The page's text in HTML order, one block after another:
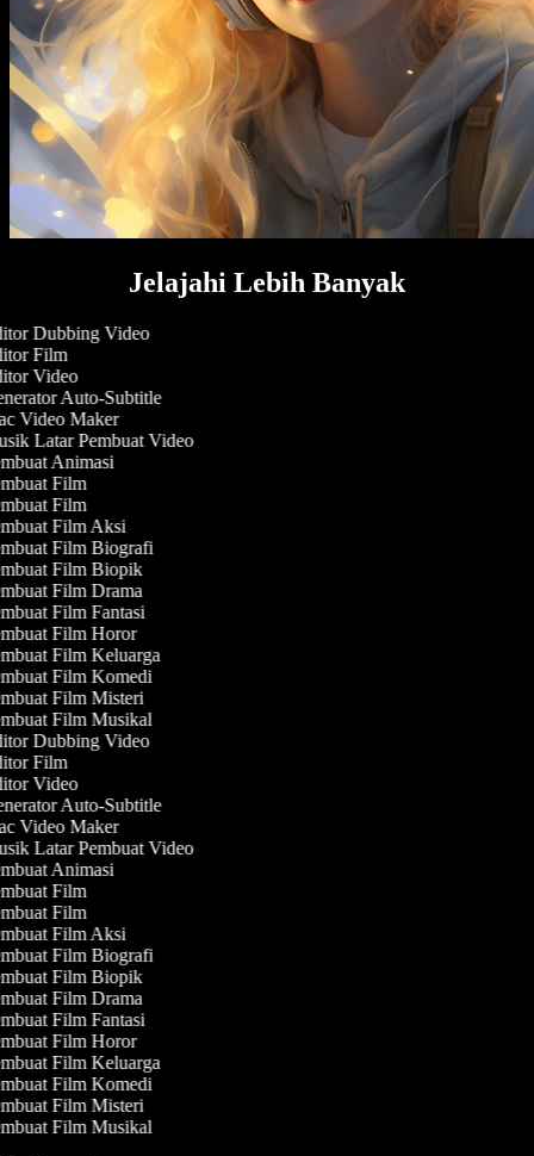
Jelajahi Lebih Banyak
Dubbing Video
Film
Video
Auto-Subtitle
Video Maker
Latar Pembuat Video
Animasi
Film
Film
Film Aksi
Film Biografi
Film Biopik
Film Drama
Film Fantasi
Film Horor
Film Keluarga
Film Komedi
Film Misteri
Film Musikal
Dubbing Video
Film
Video
Auto-Subtitle
Video Maker
Latar Pembuat Video
Animasi
Film
Film
Film Aksi
Film Biografi
Film Biopik
Film Drama
Film Fantasi
Film Horor
Film Keluarga
Film Komedi
Film Misteri
Film Musikal